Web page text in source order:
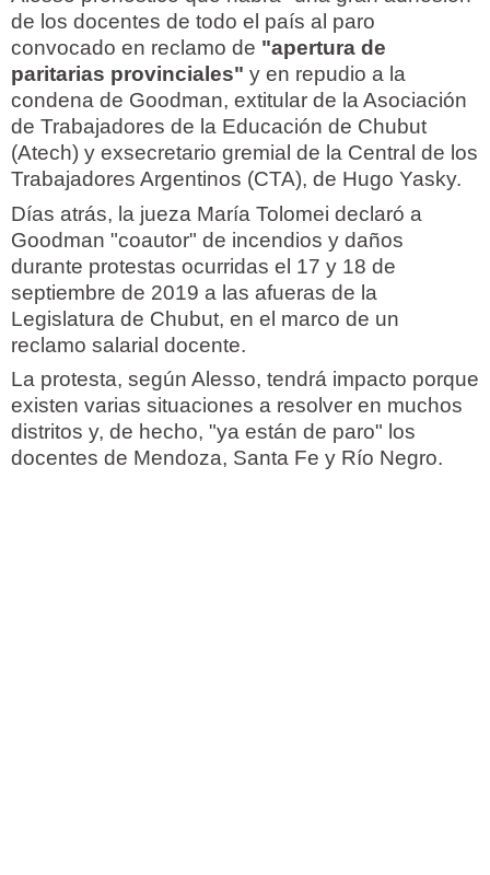
de los docentes de todo el país al paro
convocado en reclamo de "apertura de
paritarias provinciales" y en repudio a la
condena de Goodman, extitular de la Asociación
de Trabajadores de la Educación de Chubut
(Atech) y exsecretario gremial de la Central de los
Trabajadores Argentinos (CTA), de Hugo Yasky.
Días atrás, la jueza María Tolomei declaró a
Goodman "coautor" de incendios y daños
durante protestas ocurridas el 17 y 18 de
septiembre de 2019 a las afueras de la
Legislatura de Chubut, en el marco de un
reclamo salarial docente.
La protesta, según Alesso, tendrá impacto porque
existen varias situaciones a resolver en muchos
distritos y, de hecho, "ya están de paro" los
docentes de Mendoza, Santa Fe y Río Negro.